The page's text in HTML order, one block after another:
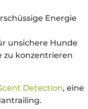
Energie
unsichere Hunde
zu konzentrieren
Detection, eine